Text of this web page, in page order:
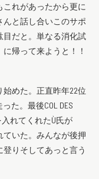
れがあったから更に
と話し合いこのサポ
目だと。単なる消化試
帰って来ようと！！
めた。正直昨年22位
た。最後COL DES
入れてくれたÙ氏が
ていた。みんなが後押
りそしてあっと言う